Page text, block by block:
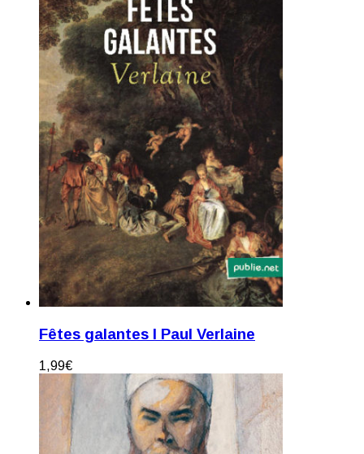
Fêtes galantes I Paul Verlaine
1,99€